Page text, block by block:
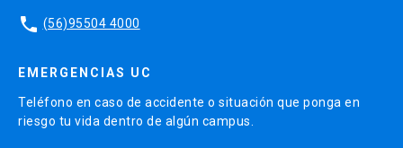
phone (56)95504 4000
EMERGENCIAS UC
Teléfono en caso de accidente o situación que ponga en
riesgo tu vida dentro de algún campus.